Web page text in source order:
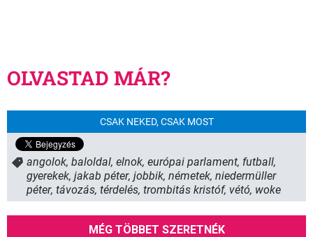
OLVASTAD MÁR?
CSAK NEKED, CSAK MOST
angolok, baloldal, elnok, európai parlament, futball,
gyerekek, jakab péter, jobbik, németek, niedermüller
péter, távozás, térdelés, trombitás kristóf, vétó, woke
MÉG TÖBBET SZERETNÉK